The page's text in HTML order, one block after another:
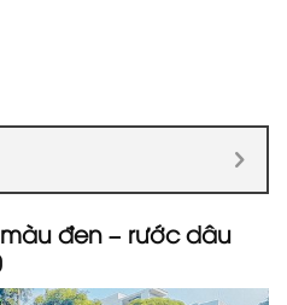
đen – rước dâu